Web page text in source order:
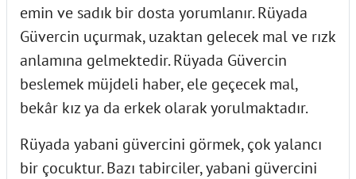
emin ve sadık bir dosta yorumlanır. Rüyada
Güvercin uçurmak, uzaktan gelecek mal ve rızk
anlamına gelmektedir. Rüyada Güvercin
beslemek müjdeli haber, ele geçecek mal,
bekâr kız ya da erkek olarak yorulmaktadır.
Rüyada yabani güvercini görmek, çok yalancı
bir çocuktur. Bazı tabirciler, yabani güvercini